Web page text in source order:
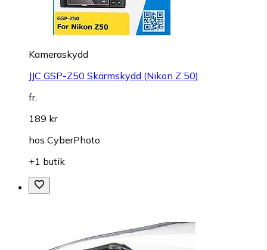
Kameraskydd
JJC GSP-Z50 Skärmskydd (Nikon Z 50)
fr.
189 kr
hos CyberPhoto
+1 butik